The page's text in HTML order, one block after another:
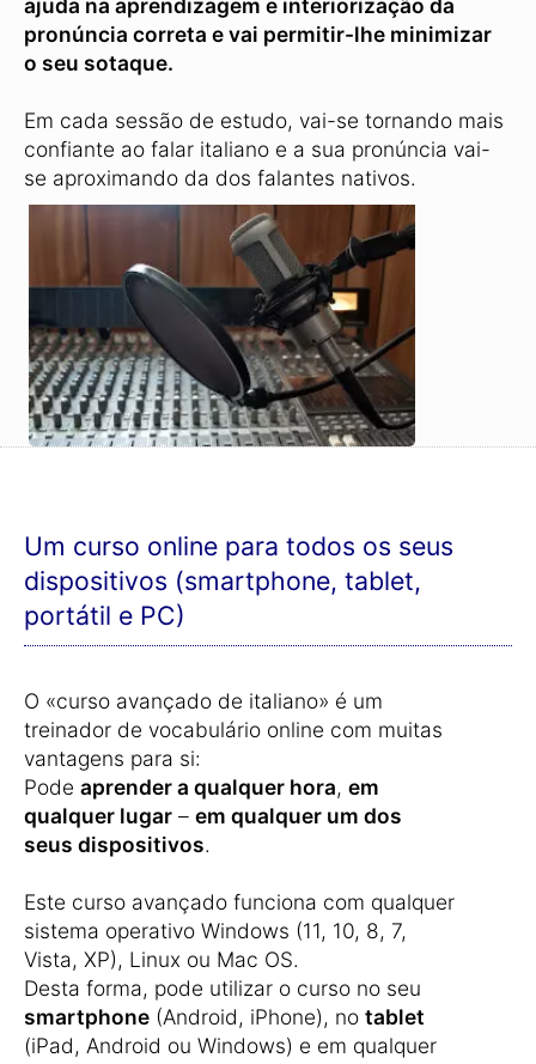
ajuda na aprendizagem e interiorização da
pronúncia correta e vai permitir-lhe minimizar
o seu sotaque.
Em cada sessão de estudo, vai-se tornando mais
confiante ao falar italiano e a sua pronúncia vai-
se aproximando da dos falantes nativos.
Um curso online para todos os seus
dispositivos (smartphone, tablet,
portátil e PC)
O «curso avançado de italiano» é um
treinador de vocabulário online com muitas
vantagens para si:
Pode aprender a qualquer hora, em
qualquer lugar – em qualquer um dos
seus dispositivos.
Este curso avançado funciona com qualquer
sistema operativo Windows (11, 10, 8, 7,
Vista, XP), Linux ou Mac OS.
Desta forma, pode utilizar o curso no seu
smartphone (Android, iPhone), no tablet
(iPad, Android ou Windows) e em qualquer